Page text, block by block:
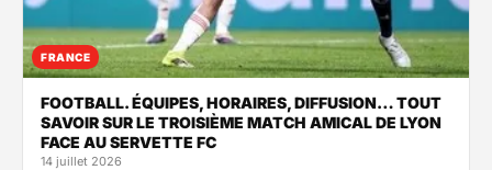
FRANCE
FOOTBALL. ÉQUIPES, HORAIRES, DIFFUSION… TOUT
SAVOIR SUR LE TROISIÈME MATCH AMICAL DE LYON
FACE AU SERVETTE FC
14 juillet 2026